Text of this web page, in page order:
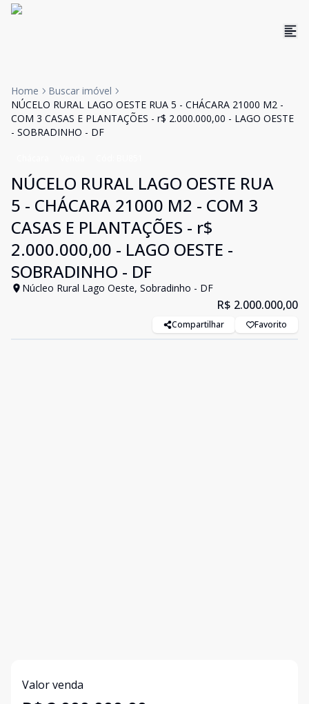
Home
Buscar imóvel
NÚCELO RURAL LAGO OESTE RUA 5 - CHÁCARA 21000 M2 -
COM 3 CASAS E PLANTAÇÕES - r$ 2.000.000,00 - LAGO OESTE
- SOBRADINHO - DF
NÚCELO RURAL LAGO OESTE RUA
5 - CHÁCARA 21000 M2 - COM 3
CASAS E PLANTAÇÕES - r$
2.000.000,00 - LAGO OESTE -
SOBRADINHO - DF
Núcleo Rural Lago Oeste, Sobradinho - DF
R$ 2.000.000,00
Compartilhar Favorito
Valor venda